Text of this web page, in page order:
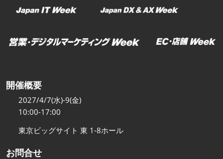
開催概要
2027/4/7(水)-9(金)
10:00-17:00
東京ビッグサイト 東 1-8ホール
お問合せ